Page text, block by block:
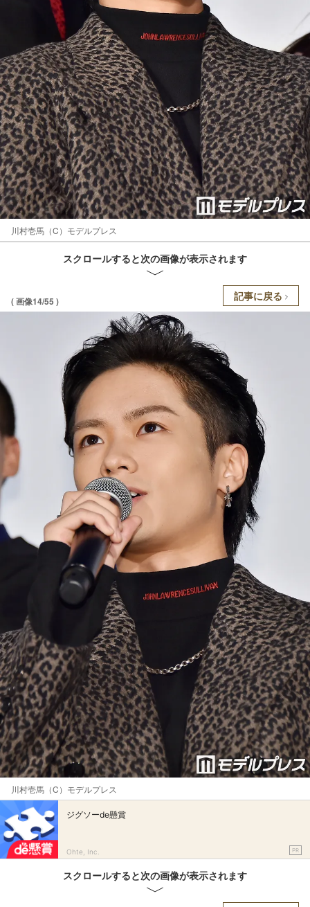
川村壱馬（C）モデルプレス
スクロールすると次の画像が表示されます
( 画像14/55 ) 記事に戻る
川村壱馬（C）モデルプレス
ジグソーde懸賞
Ohte, Inc. PR
スクロールすると次の画像が表示されます